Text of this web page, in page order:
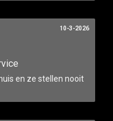
en ze stellen nooit
10-3-2026